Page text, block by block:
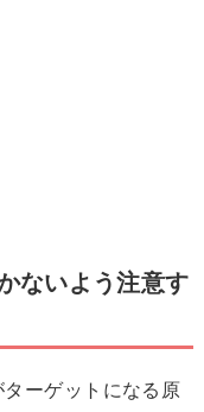
ないよう注意す
ーゲットになる原